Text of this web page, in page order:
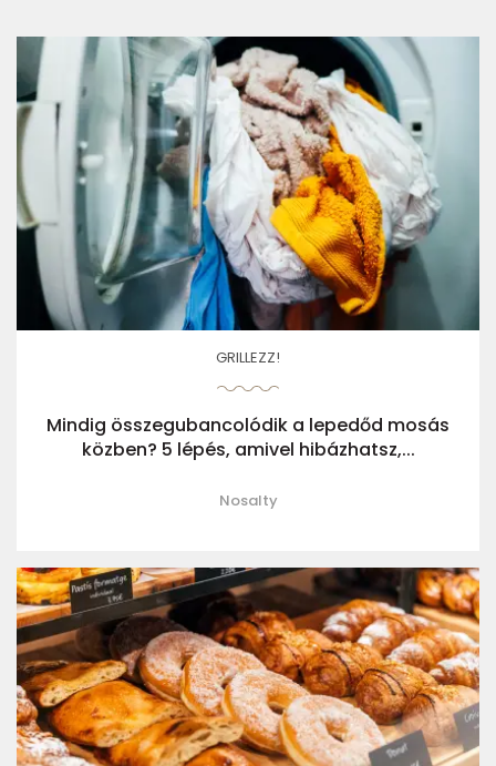
GRILLEZZ!
Mindig összegubancolódik a lepedőd mosás
közben? 5 lépés, amivel hibázhatsz,...
Nosalty